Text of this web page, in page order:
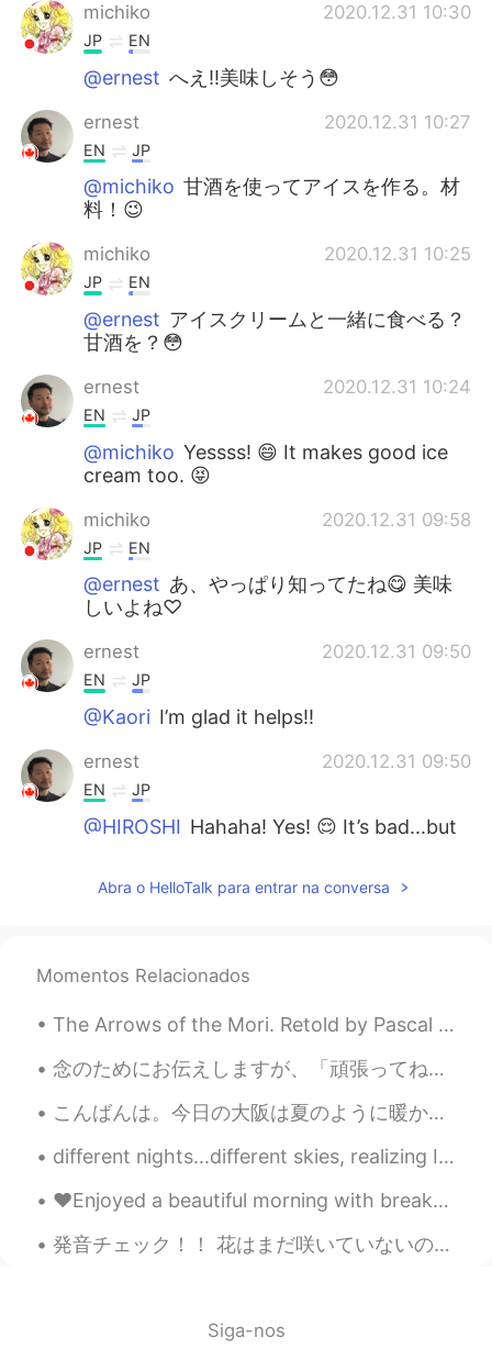
michiko 2020.12.31 10:30
JP EN
@ernest へえ‼️美味しそう😳
ernest 2020.12.31 10:27
EN JP
@michiko 甘酒を使ってアイスを作る。材
料！😉
michiko 2020.12.31 10:25
JP EN
@ernest アイスクリームと一緒に食べる？
甘酒を？😳
ernest 2020.12.31 10:24
EN JP
@michiko Yessss! 😄 It makes good ice
cream too. 😝
michiko 2020.12.31 09:58
JP EN
@ernest あ、やっぱり知ってたね😋 美味
しいよね♡
ernest 2020.12.31 09:50
EN JP
@Kaori I’m glad it helps!!
ernest 2020.12.31 09:50
EN JP
@HIROSHI Hahaha! Yes! 😌 It’s bad...but
ernest 2020.12.31 09:49
多？おすすめ？ウイスキーが飲む？
ernest 2020.12.31 09:48
チーム白州！嬉しい！
ernest 2020.12.31 09:46
definitely try! 😉
Abra o HelloTalk para entrar na conversa
Momentos Relacionados
The Arrows of the Mori. Retold by Pascal Fauliot and translated by Sherab Chodzin Kohn. IN THE...
念のためにお伝えしますが、「頑張ってね」の意味は頑張るのも大事だけど、心が折れるほど頑張ることではありません。休憩することも大切だよ☺️ Friendly reminder that “Doi...
こんばんは。今日の大阪は夏のように暖かったです。💕❤皆さん、お元気ですか？私は猫の手も借りたいくらい忙しいです。明日は春分の日ですね。皆さん、何をするつもりですか？私は城崎温泉に行って、蟹を食べ...
different nights...different skies, realizing I can see the the parallels to my life...am I the s...
❤️Enjoyed a beautiful morning with breakfast on the beach 🏖 today!! Hope you all gave a fabulous ...
発音チェック！！ 花はまだ咲いていないのに、すでに美しい。 特に、桜の花から滴り落ちる雨のしずくが綺麗だ。 A flower that hasn’t bloomed yet, already...
Siga-nos